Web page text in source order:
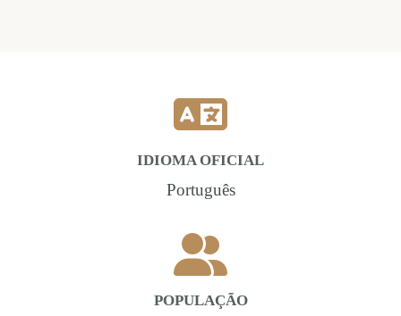
IDIOMA OFICIAL
Português
POPULAÇÃO